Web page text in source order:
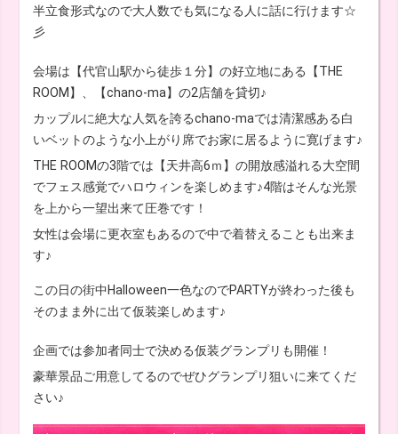
半立食形式なので大人数でも気になる人に話に行けます☆
彡
会場は【代官山駅から徒歩１分】の好立地にある【THE
ROOM】、【chano-ma】の2店舗を貸切♪
カップルに絶大な人気を誇るchano-maでは清潔感ある白
いベットのような小上がり席でお家に居るように寛げます♪
THE ROOMの3階では【天井高6ｍ】の開放感溢れる大空間
でフェス感覚でハロウィンを楽しめます♪4階はそんな光景
を上から一望出来て圧巻です！
女性は会場に更衣室もあるので中で着替えることも出来ま
す♪
この日の街中Halloween一色なのでPARTYが終わった後も
そのまま外に出て仮装楽しめます♪
企画では参加者同士で決める仮装グランプリも開催！
豪華景品ご用意してるのでぜひグランプリ狙いに来てくだ
さい♪